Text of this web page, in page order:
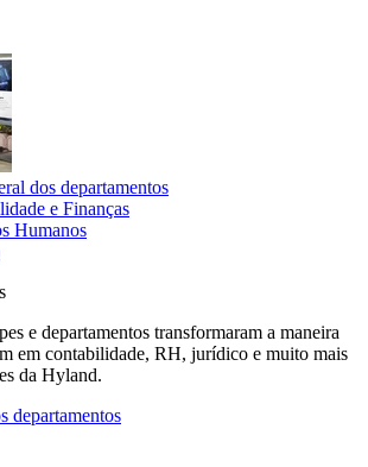
dos departamentos
e Finanças
Humanos
e departamentos transformaram a maneira
em contabilidade, RH, jurídico e muito mais
da Hyland.
departamentos